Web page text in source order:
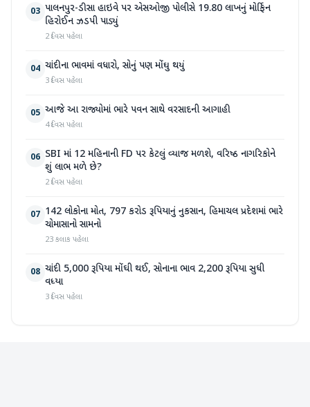
03 પાલનપુર-ડીસા હાઇવે પર એસઓજી પોલીસે 19.80 લાખનું મોર્ફિન
હિરોઈન ઝડપી પાડ્યું
2 દિવસ પહેલા
04 ચાંદીના ભાવમાં વધારો, સોનું પણ મોંઘુ થયું
3 દિવસ પહેલા
05 આજે આ રાજ્યોમાં ભારે પવન સાથે વરસાદની આગાહી
4 દિવસ પહેલા
06 SBI માં 12 મહિનાની FD પર કેટલું વ્યાજ મળશે, વરિષ્ઠ નાગરિકોને
શું લાભ મળે છે?
2 દિવસ પહેલા
07 142 લોકોના મોત, 797 કરોડ રૂપિયાનું નુકસાન, હિમાચલ પ્રદેશમાં ભારે
ચોમાસાનો સામનો
23 કલાક પહેલા
08 ચાંદી 5,000 રૂપિયા મોંઘી થઈ, સોનાના ભાવ 2,200 રૂપિયા સુધી
વધ્યા
3 દિવસ પહેલા